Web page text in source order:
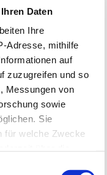
Daten
Ihre
Adresse, mithilfe
auf
zuzugreifen und so
Messungen von
sowie
Sie
für welche Zwecke
Text, der
das
auch
am Ende
"gerieben"